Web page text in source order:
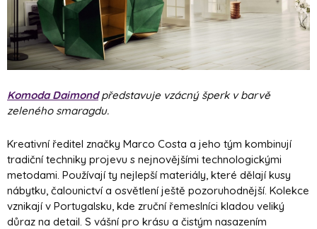
Komoda Daimondpředstavuje vzácný šperk v barvě
zeleného smaragdu.
Kreativní ředitel značky Marco Costa a jeho tým kombinují
tradiční techniky projevu s nejnovějšími technologickými
metodami. Používají ty nejlepší materiály, které dělají kusy
nábytku, čalounictví a osvětlení ještě pozoruhodnější. Kolekce
vznikají v Portugalsku, kde zruční řemeslníci kladou veliký
důraz na detail. S vášní pro krásu a čistým nasazením